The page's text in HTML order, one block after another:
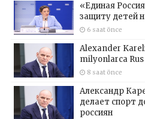
«Единая
защиту детей
6 saat önce
Alexander
milyonlarca
8 saat önce
Александр
делает спорт
россиян